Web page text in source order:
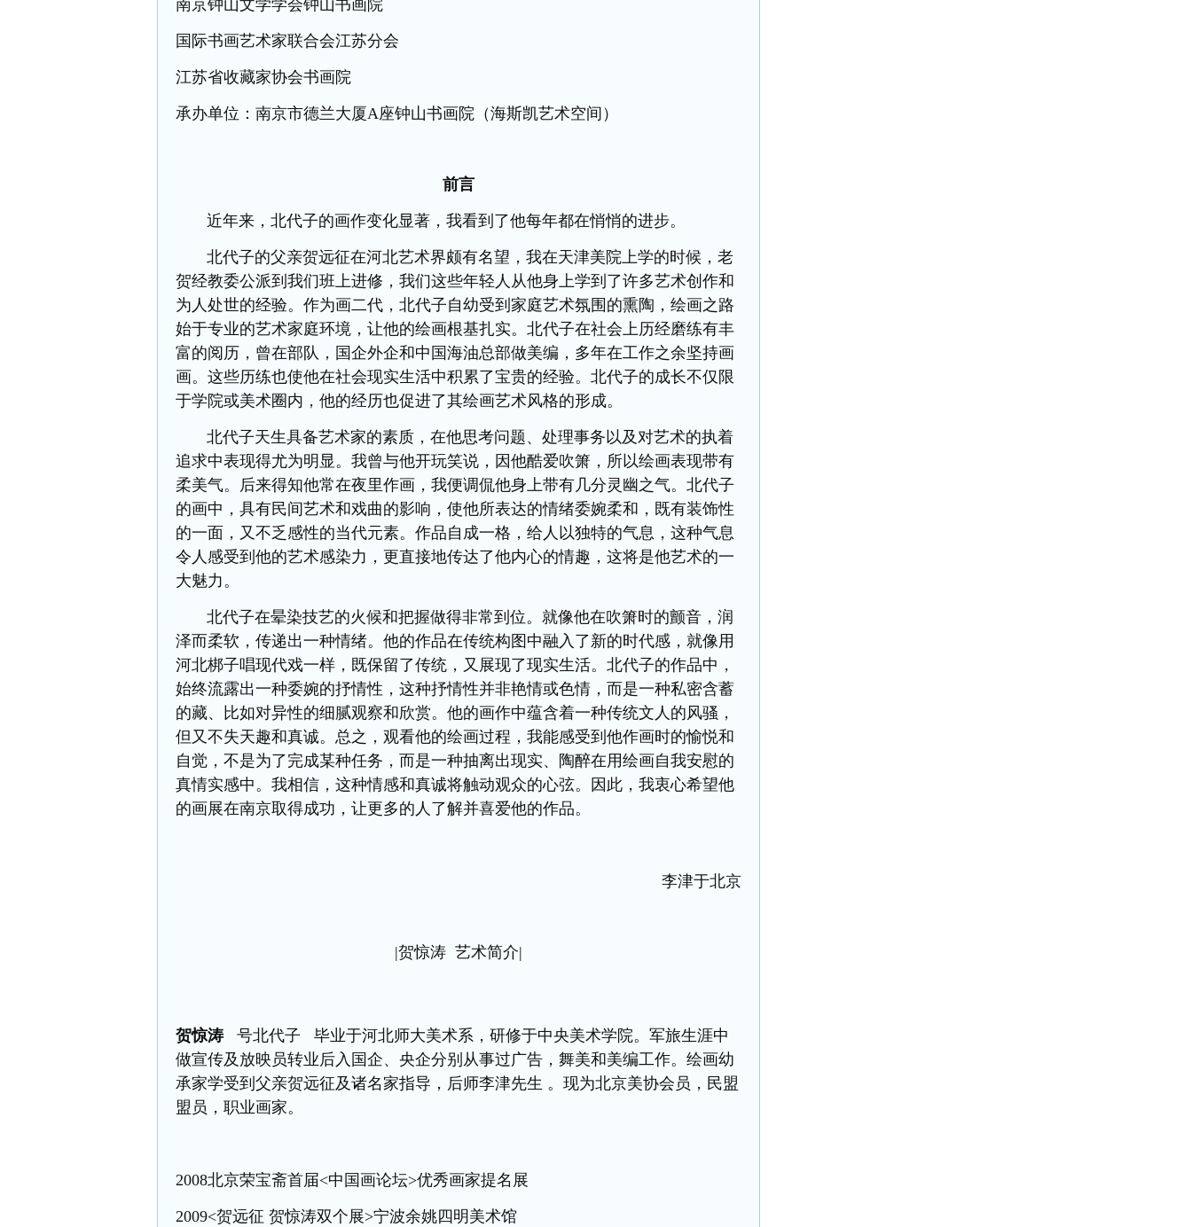
南京钟山文学学会钟山书画院
国际书画艺术家联合会江苏分会
江苏省收藏家协会书画院
承办单位：南京市德兰大厦A座钟山书画院（海斯凯艺术空间）
前言
近年来，北代子的画作变化显著，我看到了他每年都在悄悄的进步。
北代子的父亲贺远征在河北艺术界颇有名望，我在天津美院上学的时候，老
贺经教委公派到我们班上进修，我们这些年轻人从他身上学到了许多艺术创作和
为人处世的经验。作为画二代，北代子自幼受到家庭艺术氛围的熏陶，绘画之路
始于专业的艺术家庭环境，让他的绘画根基扎实。北代子在社会上历经磨练有丰
富的阅历，曾在部队，国企外企和中国海油总部做美编，多年在工作之余坚持画
画。这些历练也使他在社会现实生活中积累了宝贵的经验。北代子的成长不仅限
于学院或美术圈内，他的经历也促进了其绘画艺术风格的形成。
北代子天生具备艺术家的素质，在他思考问题、处理事务以及对艺术的执着
追求中表现得尤为明显。我曾与他开玩笑说，因他酷爱吹箫，所以绘画表现带有
柔美气。后来得知他常在夜里作画，我便调侃他身上带有几分灵幽之气。北代子
的画中，具有民间艺术和戏曲的影响，使他所表达的情绪委婉柔和，既有装饰性
的一面，又不乏感性的当代元素。作品自成一格，给人以独特的气息，这种气息
令人感受到他的艺术感染力，更直接地传达了他内心的情趣，这将是他艺术的一
大魅力。
北代子在晕染技艺的火候和把握做得非常到位。就像他在吹箫时的颤音，润
泽而柔软，传递出一种情绪。他的作品在传统构图中融入了新的时代感，就像用
河北梆子唱现代戏一样，既保留了传统，又展现了现实生活。北代子的作品中，
始终流露出一种委婉的抒情性，这种抒情性并非艳情或色情，而是一种私密含蓄
的藏、比如对异性的细腻观察和欣赏。他的画作中蕴含着一种传统文人的风骚，
但又不失天趣和真诚。总之，观看他的绘画过程，我能感受到他作画时的愉悦和
自觉，不是为了完成某种任务，而是一种抽离出现实、陶醉在用绘画自我安慰的
真情实感中。我相信，这种情感和真诚将触动观众的心弦。因此，我衷心希望他
的画展在南京取得成功，让更多的人了解并喜爱他的作品。
李津于北京
|贺惊涛 艺术简介|
贺惊涛
号北代子 毕业于河北师大美术系，研修于中央美术学院。军旅生涯中
做宣传及放映员转业后入国企、央企分别从事过广告，舞美和美编工作。绘画幼
承家学受到父亲贺远征及诸名家指导，后师李津先生 。现为北京美协会员，民盟
盟员，职业画家。
2008北京荣宝斋首届<中国画论坛>优秀画家提名展
2009<贺远征 贺惊涛双个展>宁波余姚四明美术馆